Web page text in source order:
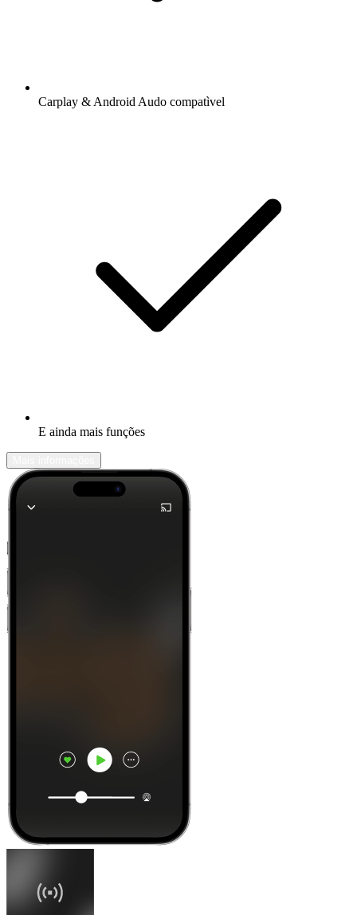
Carplay & Android Audo compatìvel
E ainda mais funções